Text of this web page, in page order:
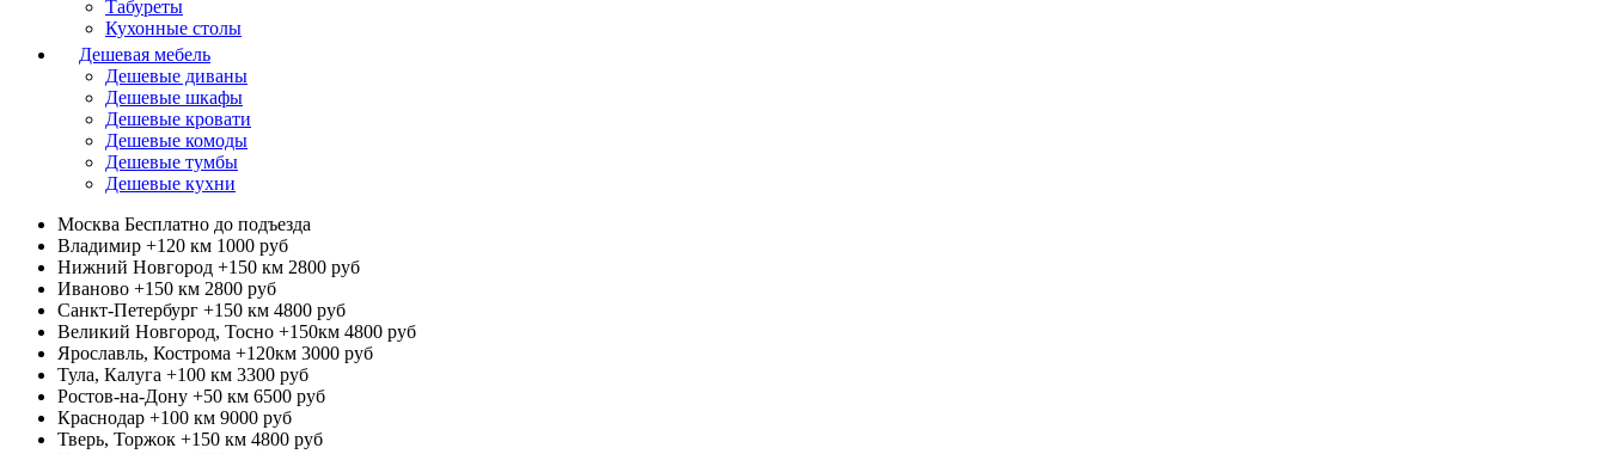
Табуреты
Кухонные столы
Дешевая мебель
Дешевые диваны
Дешевые шкафы
Дешевые кровати
Дешевые комоды
Дешевые тумбы
Дешевые кухни
Москва Бесплатно до подъезда
Владимир +120 км 1000 руб
Нижний Новгород +150 км 2800 руб
Иваново +150 км 2800 руб
Санкт-Петербург +150 км 4800 руб
Великий Новгород, Тосно +150км 4800 руб
Ярославль, Кострома +120км 3000 руб
Тула, Калуга +100 км 3300 руб
Ростов-на-Дону +50 км 6500 руб
Краснодар +100 км 9000 руб
Тверь, Торжок +150 км 4800 руб